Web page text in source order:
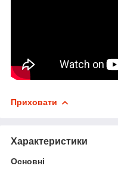
Приховати
Характеристики
Основні